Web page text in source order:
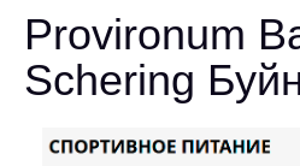
Provironum
Schering